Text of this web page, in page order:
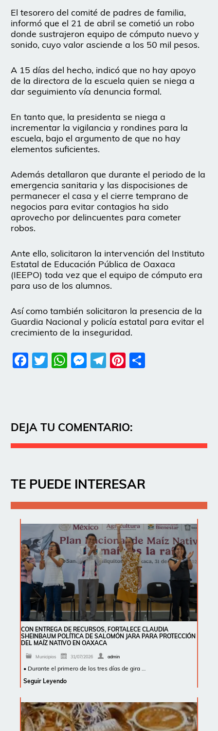
El tesorero del comité de padres de familia,
informó que el 21 de abril se cometió un robo
donde sustrajeron equipo de cómputo nuevo y
sonido, cuyo valor asciende a los 50 mil pesos.
A 15 días del hecho, indicó que no hay apoyo
de la directora de la escuela quien se niega a
dar seguimiento vía denuncia formal.
En tanto que, la presidenta se niega a
incrementar la vigilancia y rondines para la
escuela, bajo el argumento de que no hay
elementos suficientes.
Además detallaron que durante el periodo de la
emergencia sanitaria y las dispocisiones de
permanecer el casa y el cierre temprano de
negocios para evitar contagios ha sido
aprovecho por delincuentes para cometer
robos.
Ante ello, solicitaron la intervención del Instituto
Estatal de Educación Pública de Oaxaca
(IEEPO) toda vez que el equipo de cómputo era
para uso de los alumnos.
Así como también solicitaron la presencia de la
Guardia Nacional y policía estatal para evitar el
crecimiento de la inseguridad.
Facebook
Twitter
WhatsApp
Messenger
Telegram
Pinterest
DEJA TU COMENTARIO:
TE PUEDE INTERESAR
CON ENTREGA DE RECURSOS, FORTALECE CLAUDIA
SHEINBAUM POLÍTICA DE SALOMÓN JARA PARA PROTECCIÓN
DEL MAÍZ NATIVO EN OAXACA
Municipios 31/07/2026 admin
• Durante el primero de los tres días de gira …
Seguir Leyendo